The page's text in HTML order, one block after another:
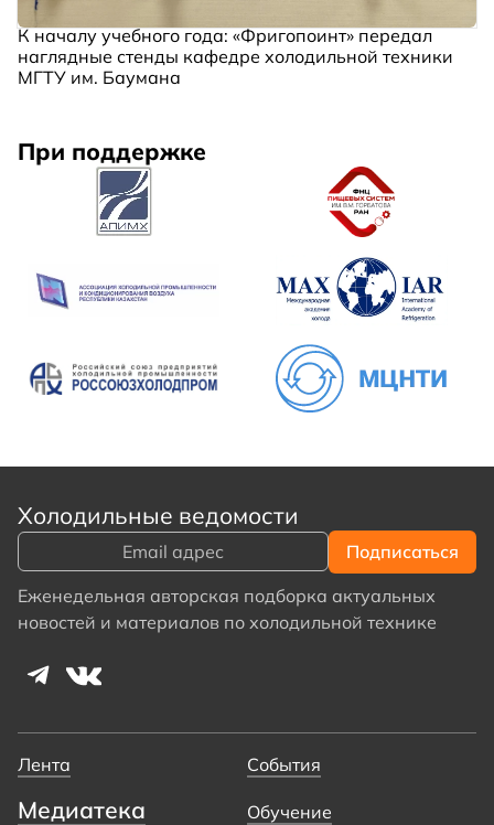
К началу учебного года: «Фригопоинт» передал
наглядные стенды кафедре холодильной техники
МГТУ им. Баумана
При поддержке
Холодильные ведомости
Еженедельная авторская подборка актуальных
новостей и материалов по холодильной технике
Лента События
Медиатека
Обучение